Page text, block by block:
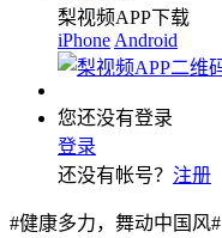
梨视频APP下载
iPhone Android
您还没有登录
登录
还没有帐号？ 注册
#健康多力，舞动中国风#